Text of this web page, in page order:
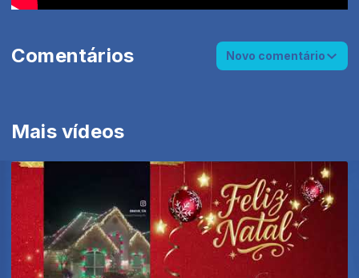
Mais vídeos
Comentários Novo comentário